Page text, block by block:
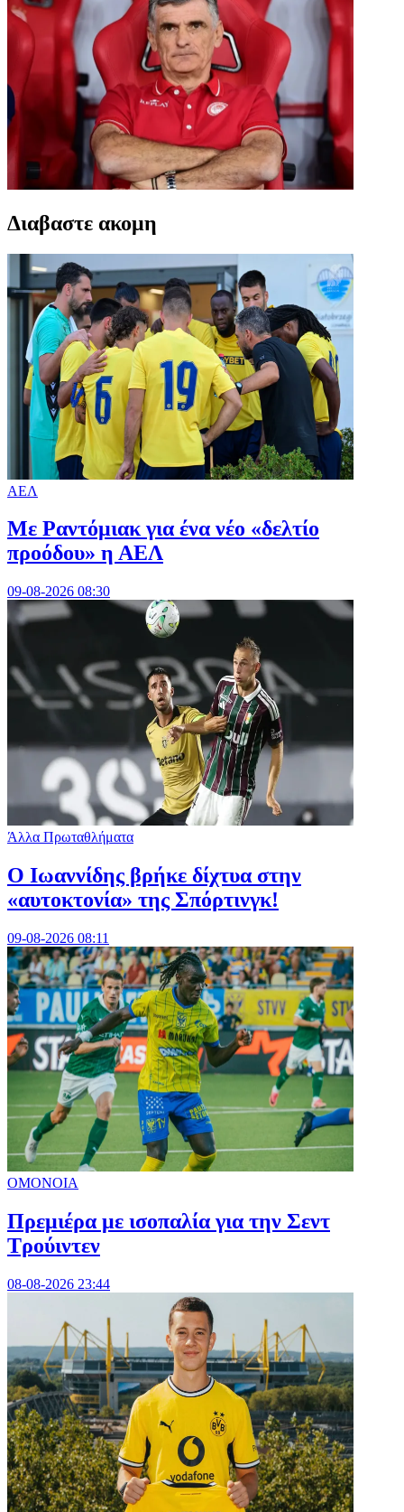
Διαβαστε ακομη
ΑΕΛ
Με Ραντόμιακ για ένα νέο «δελτίο
προόδου» η ΑΕΛ
09-08-2026 08:30
Άλλα Πρωταθλήματα
Ο Ιωαννίδης βρήκε δίχτυα στην
«αυτοκτονία» της Σπόρτινγκ!
09-08-2026 08:11
ΟΜΟΝΟΙΑ
Πρεμιέρα με ισοπαλία για την Σεντ
Τρούιντεν
08-08-2026 23:44